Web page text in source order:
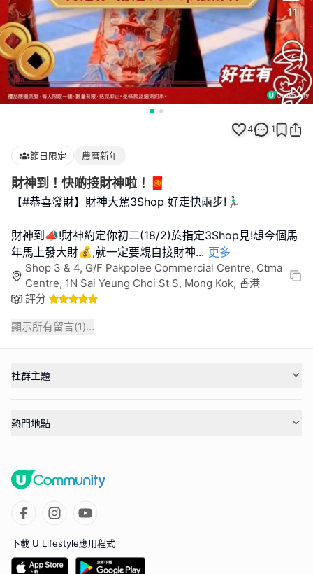
4 1
節日限定 農曆新年
財神到！快啲接財神啦！🧧
【#恭喜發財】財神大駕3Shop 好走快兩步!🏃🏻‍♂️
財神到📣!財神約定你初二(18/2)於指定3Shop見!想今個馬
年馬上發大財💰,就一定要親自接財神... 更多
Shop 3 & 4, G/F Pakpolee Commercial Centre, Ctma
Centre, 1N Sai Yeung Choi St S, Mong Kok, 香港
評分
顯示所有留言(1)...
社群主題
熱門地點
下載 U Lifestyle應用程式